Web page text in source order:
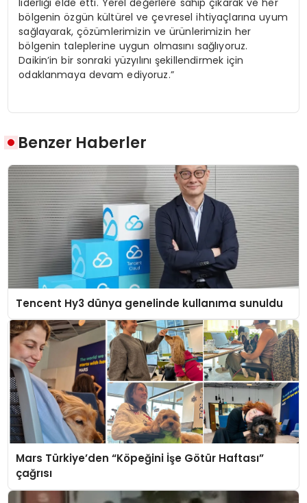
liderliği elde etti. Yerel değerlere sahip çıkarak ve her
bölgenin özgün kültürel ve çevresel ihtiyaçlarına uyum
sağlayarak, çözümlerimizin ve ürünlerimizin her
bölgenin taleplerine uygun olmasını sağlıyoruz.
Daikin’in bir sonraki yüzyılını şekillendirmek için
odaklanmaya devam ediyoruz.”
Benzer Haberler
Tencent Hy3 dünya genelinde kullanıma sunuldu
Mars Türkiye’den “Köpeğini İşe Götür Haftası”
çağrısı